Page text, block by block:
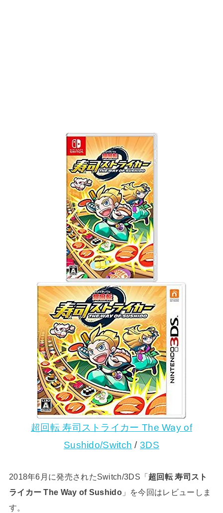
超回転 寿司ストライカー The Way of
Sushido/Switch /3DS
2018年6月に発売されたSwitch/3DS「超回転 寿司スト
ライカー The Way of Sushido」を今回はレビューしま
す。